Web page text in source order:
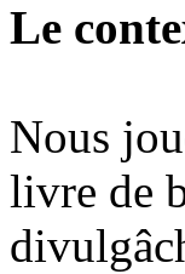
Le
Nous
livre de